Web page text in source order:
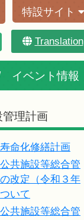
特設サイト
Translation
イベント情報
理計画
命化修繕計画
共施設等総合管
改定（令和３年
いて
共施設等総合管